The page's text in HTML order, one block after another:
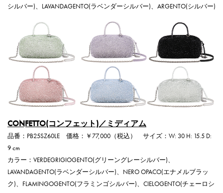
シルバー)、LAVANDAGENTO(ラベンダーシルバー)、ARGENTO(シルバー)
CONFETTO(コンフェット)／ミディアム
品番：PB25SZ60LE 価格：￥77,000（税込） サイズ：W: 30 H: 15.5 D:
9 cm
カラー：VERDEGRIGIOGENTO(グリーングレーシルバー)、
LAVANDAGENTO(ラベンダーシルバー)、NERO OPACO(エナメルブラッ
ク)、FLAMINGOGENTO(フラミンゴシルバー)、CIELOGENTO(チェーロシ